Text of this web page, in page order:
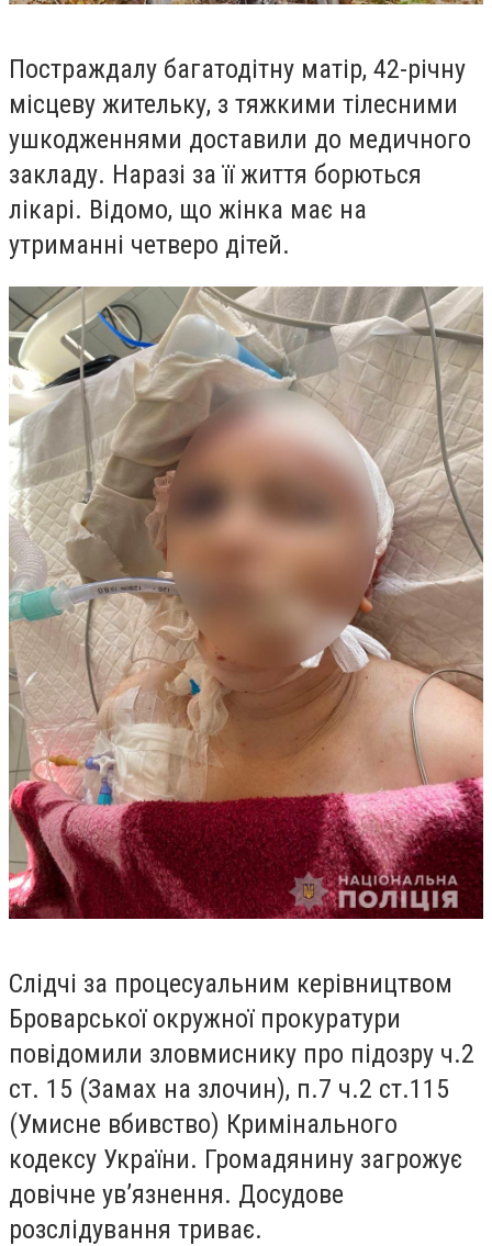
Постраждалу багатодітну матір, 42-річну
місцеву жительку, з тяжкими тілесними
ушкодженнями доставили до медичного
закладу. Наразі за її життя борються
лікарі. Відомо, що жінка має на
утриманні четверо дітей.
Слідчі за процесуальним керівництвом
Броварської окружної прокуратури
повідомили зловмиснику про підозру ч.2
ст. 15 (Замах на злочин), п.7 ч.2 ст.115
(Умисне вбивство) Кримінального
кодексу України. Громадянину загрожує
довічне ув’язнення. Досудове
розслідування триває.